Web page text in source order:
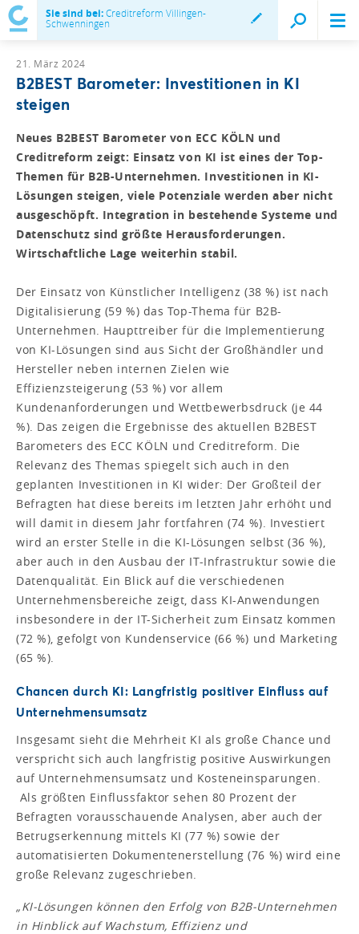
Sie sind bei:Creditreform Villingen-
Schwenningen
21. März 2024
B2BEST Barometer: Investitionen in KI
steigen
Neues B2BEST Barometer von ECC KÖLN und
Creditreform zeigt: Einsatz von KI ist eines der Top-
Themen für B2B-Unternehmen. Investitionen in KI-
Lösungen steigen, viele Potenziale werden aber nicht
ausgeschöpft. Integration in bestehende Systeme und
Datenschutz sind größte Herausforderungen.
Wirtschaftliche Lage weiterhin stabil.
Der Einsatz von Künstlicher Intelligenz (38 %) ist nach
Digitalisierung (59 %) das Top-Thema für B2B-
Unternehmen. Haupttreiber für die Implementierung
von KI-Lösungen sind aus Sicht der Großhändler und
Hersteller neben internen Zielen wie
Effizienzsteigerung (53 %) vor allem
Kundenanforderungen und Wettbewerbsdruck (je 44
%). Das zeigen die Ergebnisse des aktuellen B2BEST
Barometers des ECC KÖLN und Creditreform. Die
Relevanz des Themas spiegelt sich auch in den
geplanten Investitionen in KI wider: Der Großteil der
Befragten hat diese bereits im letzten Jahr erhöht und
will damit in diesem Jahr fortfahren (74 %). Investiert
wird an erster Stelle in die KI-Lösungen selbst (36 %),
aber auch in den Ausbau der IT-Infrastruktur sowie die
Datenqualität. Ein Blick auf die verschiedenen
Unternehmensbereiche zeigt, dass KI-Anwendungen
insbesondere in der IT-Sicherheit zum Einsatz kommen
(72 %), gefolgt von Kundenservice (66 %) und Marketing
(65 %).
Chancen durch KI: Langfristig positiver Einfluss auf
Unternehmensumsatz
Insgesamt sieht die Mehrheit KI als große Chance und
verspricht sich auch langfristig positive Auswirkungen
auf Unternehmensumsatz und Kosteneinsparungen.
Als größten Einflussfaktor sehen 80 Prozent der
Befragten vorausschauende Analysen, aber auch der
Betrugserkennung mittels KI (77 %) sowie der
automatisierten Dokumentenerstellung (76 %) wird eine
große Relevanz zugeschrieben.
„KI-Lösungen können den Erfolg von B2B-Unternehmen
in Hinblick auf Wachstum, Effizienz und